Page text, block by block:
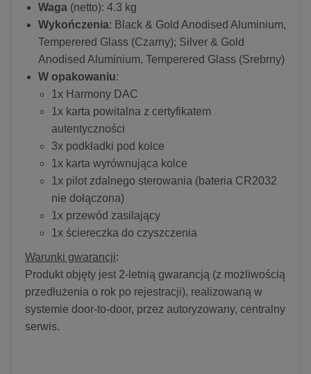
Waga (netto): 4.3 kg
Wykończenia: Black & Gold Anodised Aluminium,
Temperered Glass (Czarny); Silver & Gold
Anodised Aluminium, Temperered Glass (Srebrny)
W opakowaniu:
1x Harmony DAC
1x karta powitalna z certyfikatem
autentyczności
3x podkładki pod kolce
1x karta wyrównująca kolce
1x pilot zdalnego sterowania (bateria CR2032
nie dołączona)
1x przewód zasilający
1x ściereczka do czyszczenia
Warunki gwarancji:
Produkt objęty jest 2-letnią gwarancją (z możliwością
przedłużenia o rok po rejestracji), realizowaną w
systemie door-to-door, przez autoryzowany, centralny
serwis.